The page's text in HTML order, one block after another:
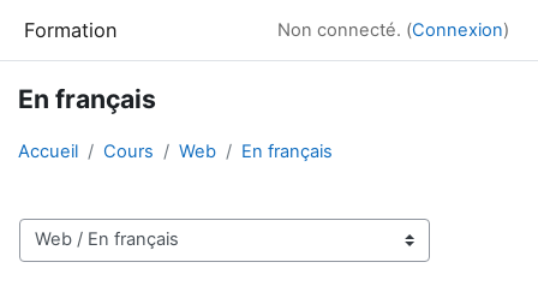
Formation Non connecté. (Connexion)
En français
Accueil Cours Web En français
Catégories de cours